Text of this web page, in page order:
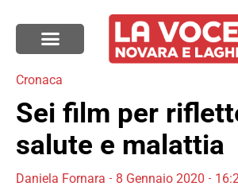
Cronaca
Sei film per
salute e malattia
Daniela Fornara 8 Gennaio 2020